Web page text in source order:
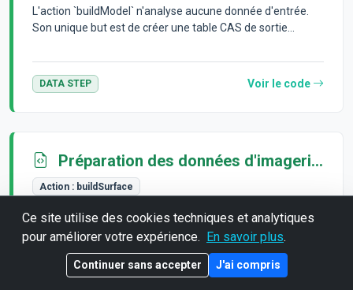
L'action `buildModel` n'analyse aucune donnée d'entrée.
Son unique but est de créer une table CAS de sortie...
DATA STEP Voir le code
Préparation des données d'imagerie biomédicale
Action : buildSurface
L'action `buildSurface` opère sur une table d'images
biomédicales 3D déjà chargée en mémoire dans CAS. Il n...
Ce site utilise des cookies techniques et analytiques
pour améliorer votre expérience. En savoir plus.
Continuer sans accepter J'ai compris